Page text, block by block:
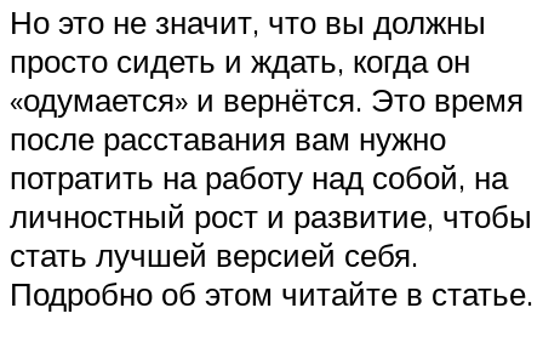
Но это не значит, что вы должны
просто сидеть и ждать, когда он
«одумается» и вернётся. Это время
после расставания вам нужно
потратить на работу над собой, на
личностный рост и развитие, чтобы
стать лучшей версией себя.
Подробно об этом читайте в статье.